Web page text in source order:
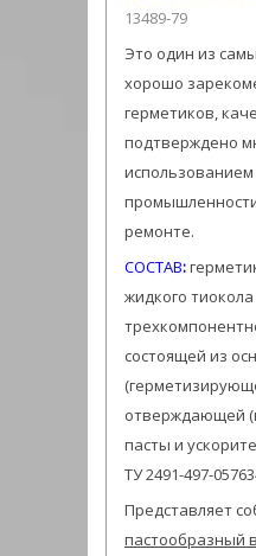
13489-79
Это один из
хорошо
герметиков,
подтверждено
использованием
ремонте.
СОСТАВ:
жидкого тиокола
состоящей из
отверждающей
пасты и
ТУ 2491-497-
Представляет
пастообразный